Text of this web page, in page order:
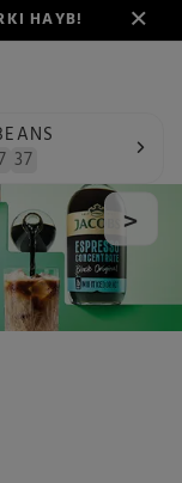
HAYB!
37
>